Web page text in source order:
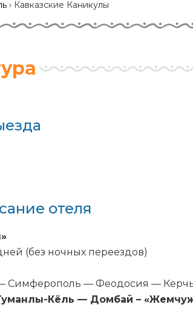
› Кавказские Каникулы
отеля
(без ночных переездов)
— Симферополь — Феодосия —
Кёль — Домбай –